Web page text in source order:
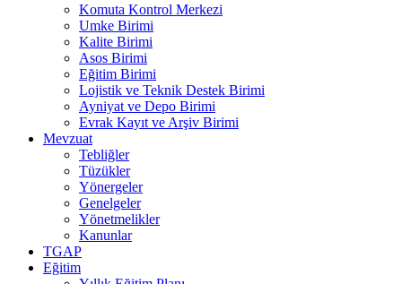
Komuta Kontrol Merkezi
Umke Birimi
Kalite Birimi
Asos Birimi
Eğitim Birimi
Lojistik ve Teknik Destek Birimi
Ayniyat ve Depo Birimi
Evrak Kayıt ve Arşiv Birimi
Mevzuat
Tebliğler
Tüzükler
Yönergeler
Genelgeler
Yönetmelikler
Kanunlar
TGAP
Eğitim